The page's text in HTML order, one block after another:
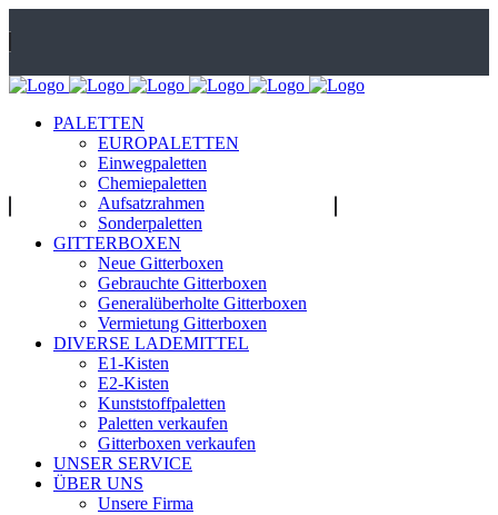
Uellendahler Str. 495, 42109 Wuppertal
Öffnungszeiten: Mo-Fr: 8:00 Uhr - 17:00 Uhr
PALETTEN
EUROPALETTEN
Einwegpaletten
Chemiepaletten
Aufsatzrahmen
Sonderpaletten
GITTERBOXEN
Neue Gitterboxen
Gebrauchte Gitterboxen
Generalüberholte Gitterboxen
Vermietung Gitterboxen
DIVERSE LADEMITTEL
E1-Kisten
E2-Kisten
Kunststoffpaletten
Paletten verkaufen
Gitterboxen verkaufen
UNSER SERVICE
ÜBER UNS
Unsere Firma